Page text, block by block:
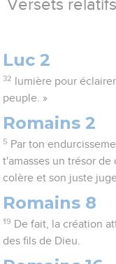
Versets relatifs
Luc 2
32
lumière pour
peuple. »
Romains 2
5 Par ton
t'amasses un trésor
colère et son juste
Romains 8
19 De fait, la création
des fils de Dieu.